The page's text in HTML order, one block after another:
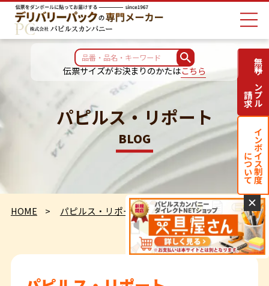
伝票サイズがお決まりのかたはこちら
パピルス・リポート
BLOG
HOME パピルス・リポート 定点観測
無料サンプル
請求
インボイス制度
について
✕